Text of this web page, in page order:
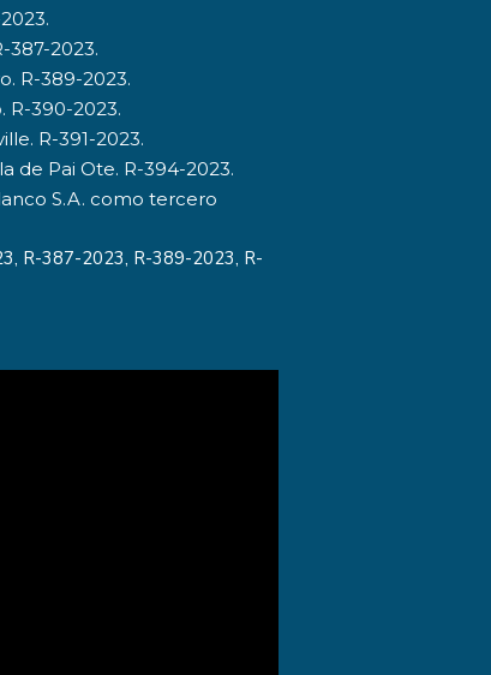
387-2023.
R-389-2023.
R-390-2023.
R-391-2023.
de Pai Ote. R-394-2023.
S.A. como tercero
R-387-2023, R-389-2023, R-